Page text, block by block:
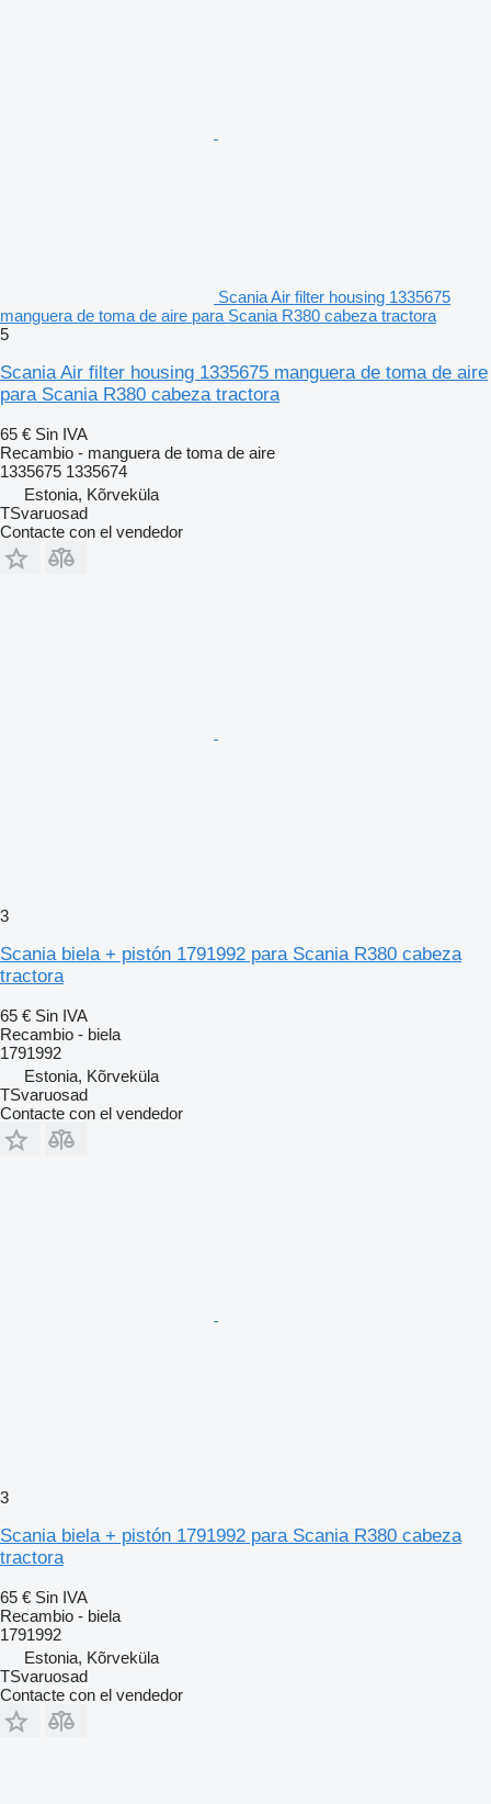
Scania Air filter housing 1335675
manguera de toma de aire para Scania R380 cabeza tractora
5
Scania Air filter housing 1335675 manguera de toma de aire
para Scania R380 cabeza tractora
65 € Sin IVA
Recambio - manguera de toma de aire
1335675 1335674
Estonia, Kõrveküla
TSvaruosad
Contacte con el vendedor
3
Scania biela + pistón 1791992 para Scania R380 cabeza
tractora
65 € Sin IVA
Recambio - biela
1791992
Estonia, Kõrveküla
TSvaruosad
Contacte con el vendedor
3
Scania biela + pistón 1791992 para Scania R380 cabeza
tractora
65 € Sin IVA
Recambio - biela
1791992
Estonia, Kõrveküla
TSvaruosad
Contacte con el vendedor